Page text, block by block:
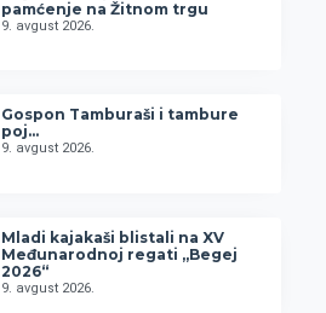
pamćenje na Žitnom trgu
9. avgust 2026.
Gospon Tamburaši i tambure
poj…
9. avgust 2026.
Mladi kajakaši blistali na XV
Međunarodnoj regati „Begej
2026“
9. avgust 2026.